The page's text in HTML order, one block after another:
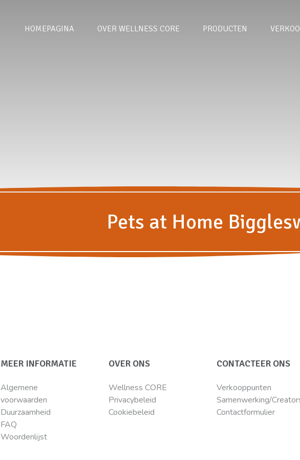
HOMEPAGINA OVER WELLNESS CORE PRODUCTEN
Pets at Home
MEER INFORMATIE
Algemene
voorwaarden
Duurzaamheid
FAQ
Woordenlijst
OVER ONS
Wellness CORE
Privacybeleid
Cookiebeleid
CONTACTEER ONS
Verkooppunten
Samenwerking/
Contactformulier